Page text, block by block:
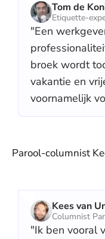
Tom de
Etiquette-
"Een
broek wordt
vakantie en
voornamelijk
Parool-columnist
Kees van
Columnist
"Ik ben vooral